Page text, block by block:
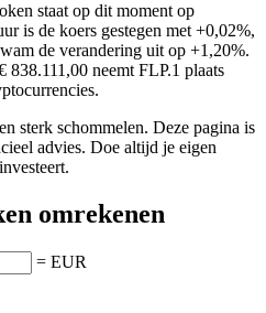
staat op dit moment op
is de koers gestegen met +0,02%,
de verandering uit op +1,20%.
838.111,00 neemt FLP.1 plaats
sterk schommelen. Deze pagina is
advies. Doe altijd je eigen
omrekenen
= EUR